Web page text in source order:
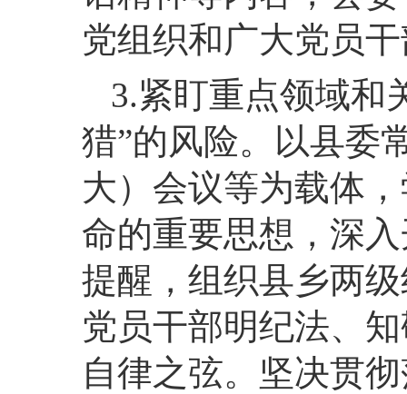
党组织和广大党员
3.紧盯重点领域和
猎”的风险。以县委
大）会议等为载体
命的重要思想，深
提醒，组织县乡两
党员干部明纪法、
自律之弦。坚决贯